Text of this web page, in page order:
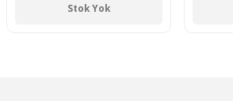
Stok Yok